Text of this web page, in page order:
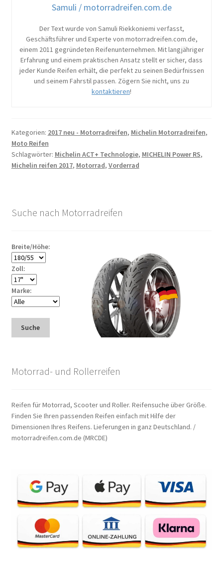
Samuli / motorradreifen.com.de
Der Text wurde von Samuli Riekkoniemi verfasst,
Geschäftsführer und Experte von motorradreifen.com.de,
einem 2011 gegründeten Reifenunternehmen. Mit langjähriger
Erfahrung und einem praktischen Ansatz stellt er sicher, dass
jeder Kunde Reifen erhält, die perfekt zu seinen Bedürfnissen
und seinem Fahrstil passen. Zögern Sie nicht, uns zu
kontaktieren!
Kategorien: 2017 neu - Motorradreifen, Michelin Motorradreifen,
Moto Reifen
Schlagwörter: Michelin ACT+ Technologie, MICHELIN Power RS,
Michelin reifen 2017, Motorrad, Vorderrad
Suche nach Motorradreifen
Breite/Höhe:
Zoll:
Marke:
Suche
Motorrad- und Rollerreifen
Reifen für Motorrad, Scooter und Roller. Reifensuche über Größe.
Finden Sie Ihren passenden Reifen einfach mit Hilfe der
Dimensionen Ihres Reifens. Lieferungen in ganz Deutschland. /
motorradreifen.com.de (MRCDE)